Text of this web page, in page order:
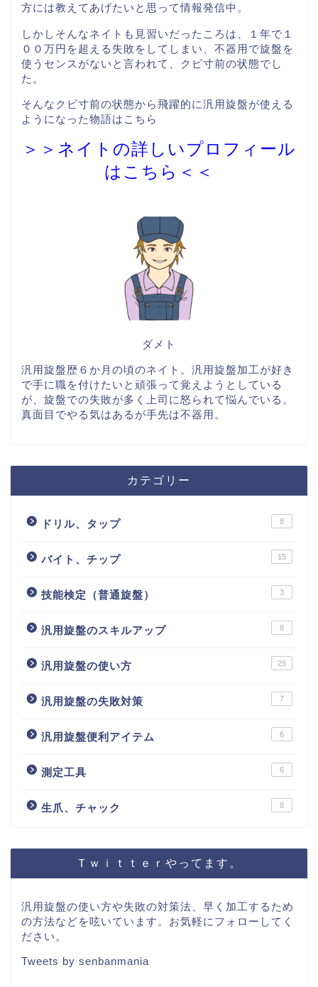
方には教えてあげたいと思って情報発信中。
しかしそんなネイトも見習いだったころは、１年で１
００万円を超える失敗をしてしまい、不器用で旋盤を
使うセンスがないと言われて、クビ寸前の状態でし
た。
そんなクビ寸前の状態から飛躍的に汎用旋盤が使える
ようになった物語はこちら
＞＞ネイトの詳しいプロフィール
はこちら＜＜
ダメト
汎用旋盤歴６か月の頃のネイト。汎用旋盤加工が好き
で手に職を付けたいと頑張って覚えようとしている
が、旋盤での失敗が多く上司に怒られて悩んでいる。
真面目でやる気はあるが手先は不器用。
カテゴリー
ドリル、タップ 8
バイト、チップ 15
技能検定（普通旋盤） 3
汎用旋盤のスキルアップ 8
汎用旋盤の使い方 25
汎用旋盤の失敗対策 7
汎用旋盤便利アイテム 6
測定工具 6
生爪、チャック 8
Ｔｗｉｔｔｅｒやってます。
汎用旋盤の使い方や失敗の対策法、早く加工するため
の方法などを呟いています。お気軽にフォローしてく
ださい。
Tweets by senbanmania